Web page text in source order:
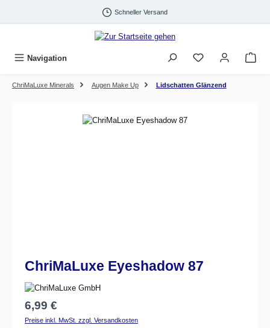
Schneller Versand
Navigation
ChriMaLuxe Minerals Augen Make Up Lidschatten Glänzend
Bildergalerie überspringen
ChriMaLuxe Eyeshadow 87
Regulärer Preis:
6,99 €
Preise inkl. MwSt. zzgl. Versandkosten